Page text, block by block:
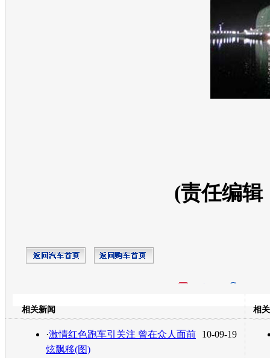
(责任编辑
转发至：
相关新闻
10-09-19
·激情红色跑车引关注 曾在众人面前
炫飘移(图)
相